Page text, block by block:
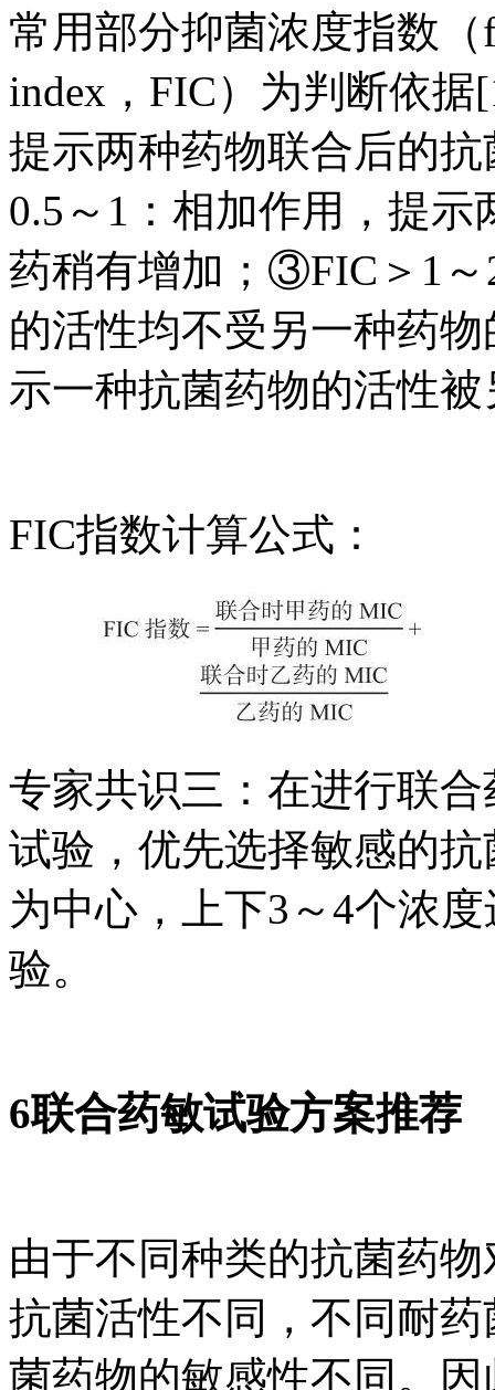
常用部分抑菌浓度指数（
index，FIC）为判断依
提示两种药物联合后的
0.5～1：相加作用，提
药稍有增加；③FIC＞1
的活性均不受另一种药
示一种抗菌药物的活性
FIC指数计算公式：
专家共识三：在进行联
试验，优先选择敏感的
为中心，上下3～4个浓
验。
6联合药敏试验方案推荐
由于不同种类的抗菌药
抗菌活性不同，不同耐
菌药物的敏感性不同。